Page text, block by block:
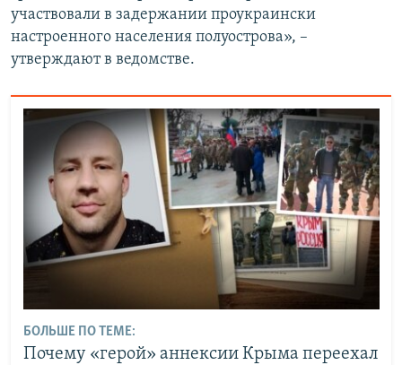
участвовали в задержании проукраински
настроенного населения полуострова», –
утверждают в ведомстве.
БОЛЬШЕ ПО ТЕМЕ:
Почему «герой» аннексии Крыма переехал